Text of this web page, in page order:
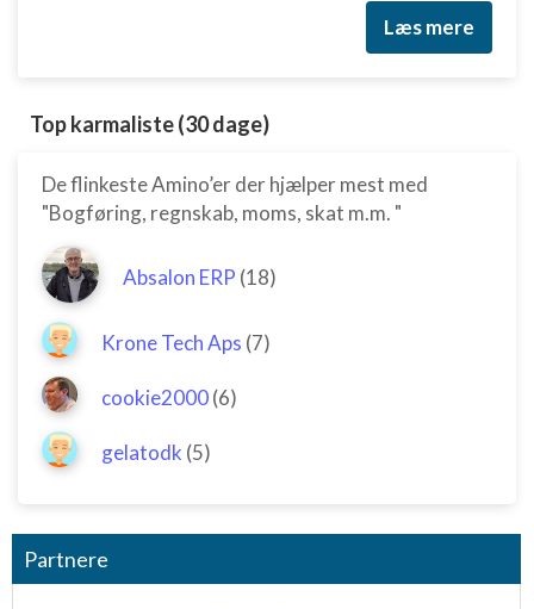
Læs mere
Top karmaliste (30 dage)
De flinkeste Amino’er der hjælper mest med
"Bogføring, regnskab, moms, skat m.m. "
Absalon ERP (18)
Krone Tech Aps (7)
cookie2000(6)
gelatodk (5)
Partnere